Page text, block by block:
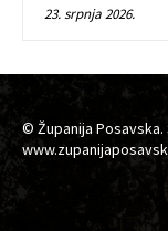
23. srpnja 2026.
© Županija Posavska.